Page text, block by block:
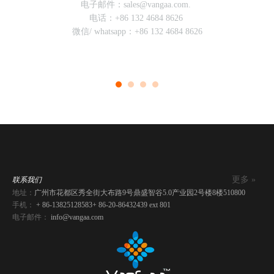
电子邮件：sales@vangaa.com.
电话：+86 132 4684 8626
微信/ whatsapp：+86 132 4684 8626
联系我们 更多 »
地址： 广州市花都区秀全街大布路9号鼎盛智谷5.0产业园2号楼8楼510800
手机： + 86-13825128583+ 86-20-86432439 ext 801
电子邮件： info@vangaa.com